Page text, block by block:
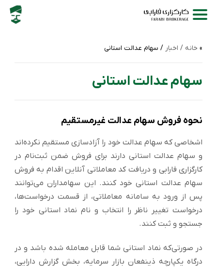
خانه / اخبار / سهام عدالت استانی
سهام عدالت استانی
نحوه فروش سهام عدالت غیرمستقیم
اشخاصی که سهام عدالت خود را آزادسازی مستقیم نکرده‌اند
و سهام عدالت استانی دارند برای فروش ضمن ثبت‌نام در
کارگزاری فارابی و دریافت کد معاملاتی آنلاین اقدام به فروش
سهام عدالت استانی خود کنند. این سهامداران می‌توانند
پس از ورود به سامانه معاملاتی، از قسمت درخواست‌ها،
درخواست تغییر ناظر را انتخاب و نام نماد استانی خود را
جستجو و ثبت کنند.
در صورتی‌که نماد استانی شما قابل معامله شده باشد و در
درگاه یکپارچه ذینفعان بازار سرمایه، بخش گزارش دارایی،